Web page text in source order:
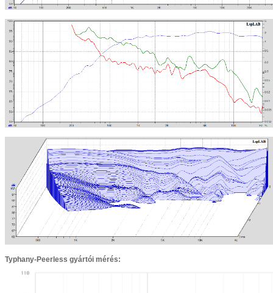
Typhany-Peerless gyártói mérés: